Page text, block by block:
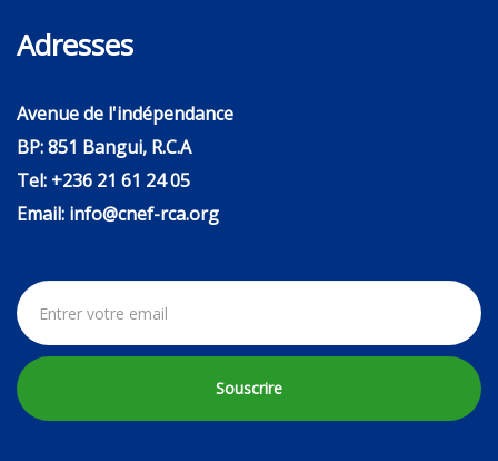
Adresses
Avenue de l'indépendance
BP: 851 Bangui, R.C.A
Tel: +236 21 61 24 05
Email: info@cnef-rca.org
Souscrire